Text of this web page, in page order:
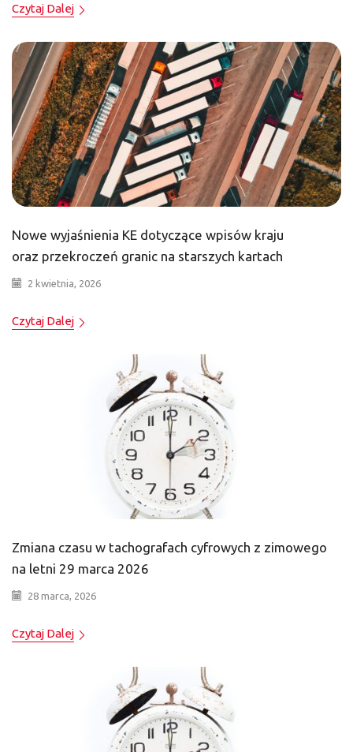
Czytaj Dalej
Nowe wyjaśnienia KE dotyczące wpisów kraju
oraz przekroczeń granic na starszych kartach
2 kwietnia, 2026
Czytaj Dalej
Zmiana czasu w tachografach cyfrowych z zimowego
na letni 29 marca 2026
28 marca, 2026
Czytaj Dalej